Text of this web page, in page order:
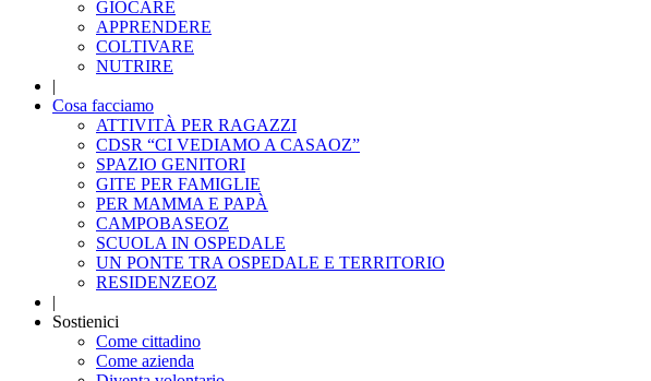
GIOCARE
APPRENDERE
COLTIVARE
NUTRIRE
|
Cosa facciamo
ATTIVITÀ PER RAGAZZI
CDSR “CI VEDIAMO A CASAOZ”
SPAZIO GENITORI
GITE PER FAMIGLIE
PER MAMMA E PAPÀ
CAMPOBASEOZ
SCUOLA IN OSPEDALE
UN PONTE TRA OSPEDALE E TERRITORIO
RESIDENZEOZ
|
Sostienici
Come cittadino
Come azienda